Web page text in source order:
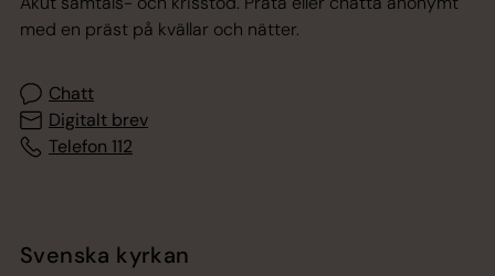
med en präst på kvällar och nätter.
Chatt
Digitalt brev
Telefon 112
Svenska kyrkan